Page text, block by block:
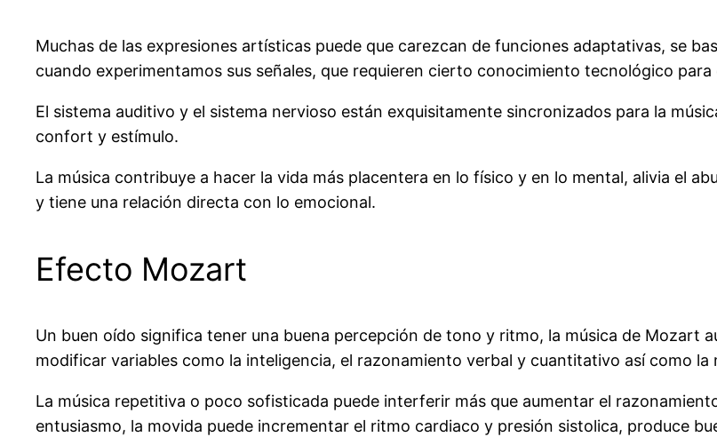
Muchas de las expresiones artísticas puede que carezcan de funciones adaptativas, se
cuando experimentamos sus señales, que requieren cierto conocimiento tecnológico para
El sistema auditivo y el sistema nervioso están exquisitamente sincronizados para la
confort y estímulo.
La música contribuye a hacer la vida más placentera en lo físico y en lo mental, alivia el
y tiene una relación directa con lo emocional.
Efecto Mozart
Un buen oído significa tener una buena percepción de tono y ritmo, la música de Mozart
modificar variables como la inteligencia, el razonamiento verbal y cuantitativo así como
La música repetitiva o poco sofisticada puede interferir más que aumentar el
entusiasmo, la movida puede incrementar el ritmo cardiaco y presión sistolica, produce